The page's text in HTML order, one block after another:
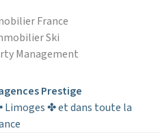
France
Ski
Management
Prestige
Limoges ✤ et dans toute la